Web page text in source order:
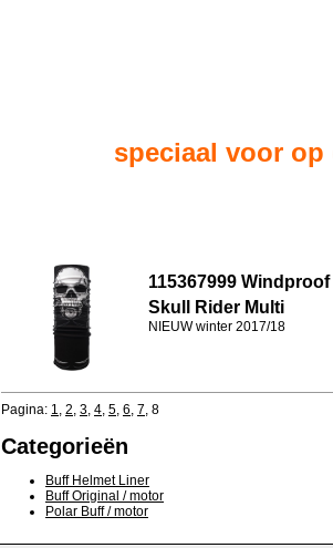
speciaal voor
115367999
Skull Rider Multi
NIEUW winter 2017/18
Pagina: 1, 2, 3, 4, 5, 6, 7, 8
Categorieën
Buff Helmet Liner
Buff Original / motor
Polar Buff / motor